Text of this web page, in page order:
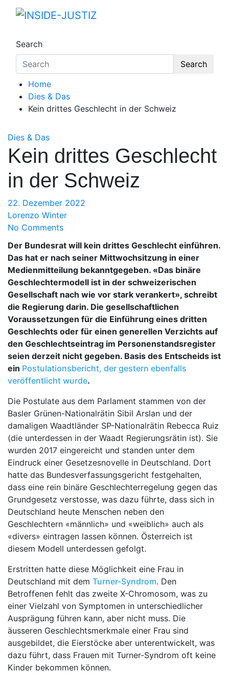
Skip
Search
Search
Home
Dies & Das
Kein drittes Geschlecht in der Schweiz
Dies & Das
Kein drittes Geschlecht
in der Schweiz
22. Dezember 2022
Lorenzo Winter
No Comments
Der Bundesrat will kein drittes Geschlecht einführen.
Das hat er nach seiner Mittwochsitzung in einer
Medienmitteilung bekanntgegeben. «Das binäre
Geschlechtermodell ist in der schweizerischen
Gesellschaft nach wie vor stark verankert», schreibt
die Regierung darin. Die gesellschaftlichen
Voraussetzungen für die Einführung eines dritten
Geschlechts oder für einen generellen Verzichts auf
den Geschlechtseintrag im Personenstandsregister
seien derzeit nicht gegeben. Basis des Entscheids ist
ein Postulationsbericht, der gestern ebenfalls
veröffentlicht wurde.
Die Postulate aus dem Parlament stammen von der
Basler Grünen-Nationalrätin Sibil Arslan und der
damaligen Waadtländer SP-Nationalrätin Rebecca Ruiz
(die unterdessen in der Waadt Regierungsrätin ist). Sie
wurden 2017 eingereicht und standen unter dem
Eindruck einer Gesetzesnovelle in Deutschland. Dort
hatte das Bundesverfassungsgericht festgehalten,
dass eine rein binäre Geschlechterregelung gegen das
Grundgesetz verstosse, was dazu führte, dass sich in
Deutschland heute Menschen neben den
Geschlechtern «männlich» und «weiblich» auch als
«divers» eintragen lassen können. Österreich ist
diesem Modell unterdessen gefolgt.
Erstritten hatte diese Möglichkeit eine Frau in
Deutschland mit dem Turner-Syndrom. Den
Betroffenen fehlt das zweite X-Chromosom, was zu
einer Vielzahl von Symptomen in unterschiedlicher
Ausprägung führen kann, aber nicht muss. Die
äusseren Geschlechtsmerkmale einer Frau sind
ausgebildet, die Eierstöcke aber unterentwickelt, was
dazu führt, dass Frauen mit Turner-Syndrom oft keine
Kinder bekommen können.